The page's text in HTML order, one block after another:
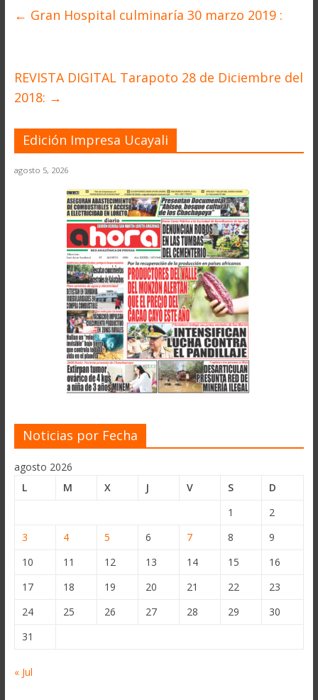
← Gran Hospital culminaría 30 marzo 2019 :
REVISTA DIGITAL Tarapoto 28 de Diciembre del
2018: →
Edición Impresa Ucayali
agosto 5, 2026
Noticias por Fecha
agosto 2026
L
M X J V S
D
1
2
3
4 5 6 7 8
9
10
11 12 13 14 15
16
17
18 19 20 21 22
23
24
25 26 27 28 29
30
31
« Jul